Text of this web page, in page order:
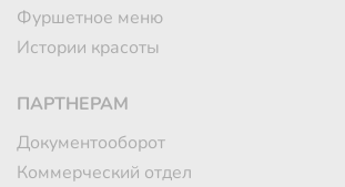
Фуршетное меню
Истории красоты
ПАРТНЕРАМ
Документооборот
Коммерческий отдел